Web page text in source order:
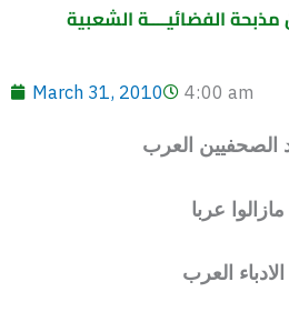
الفضائيــــة الشعبية
March 31, 2010 4:00 am
الصحفيين العرب
عربا
العرب